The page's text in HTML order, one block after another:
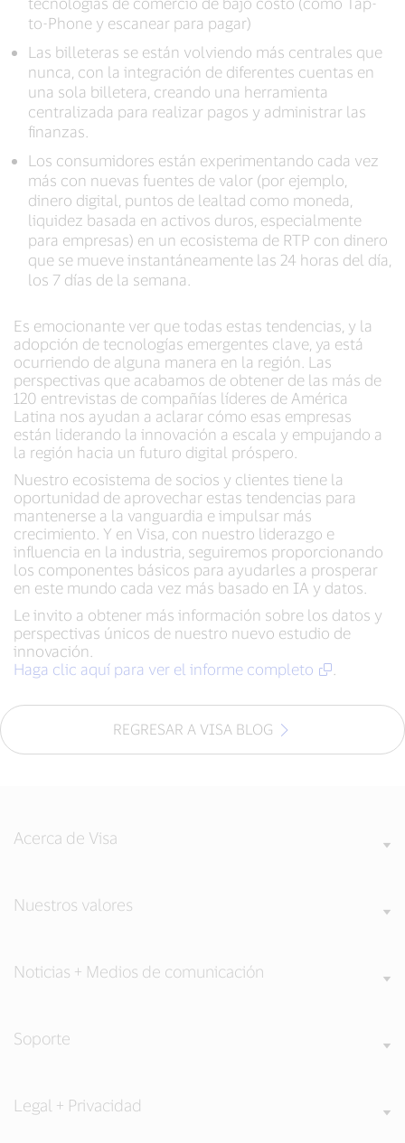
to-Phone y escanear para pagar)
Las billeteras se están volviendo más centrales que
nunca, con la integración de diferentes cuentas en
una sola billetera, creando una herramienta
centralizada para realizar pagos y administrar las
finanzas.
Los consumidores están experimentando cada vez
más con nuevas fuentes de valor (por ejemplo,
dinero digital, puntos de lealtad como moneda,
liquidez basada en activos duros, especialmente
para empresas) en un ecosistema de RTP con dinero
que se mueve instantáneamente las 24 horas del día,
los 7 días de la semana.
Es emocionante ver que todas estas tendencias, y la
adopción de tecnologías emergentes clave, ya está
ocurriendo de alguna manera en la región. Las
perspectivas que acabamos de obtener de las más de
120 entrevistas de compañías líderes de América
Latina nos ayudan a aclarar cómo esas empresas
están liderando la innovación a escala y empujando a
la región hacia un futuro digital próspero.
Nuestro ecosistema de socios y clientes tiene la
oportunidad de aprovechar estas tendencias para
mantenerse a la vanguardia e impulsar más
crecimiento. Y en Visa, con nuestro liderazgo e
influencia en la industria, seguiremos proporcionando
los componentes básicos para ayudarles a prosperar
en este mundo cada vez más basado en IA y datos.
Le invito a obtener más información sobre los datos y
perspectivas únicos de nuestro nuevo estudio de
innovación.
Haga clic aquí para ver el informe completo
REGRESAR A VISA BLOG
Acerca de Visa
Nuestros valores
Noticias + Medios de comunicación
Soporte
Legal + Privacidad